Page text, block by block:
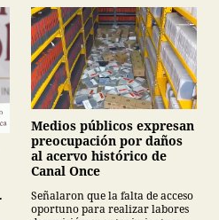
Medios públicos expresan
preocupación por daños
al acervo histórico de
Canal Once
Señalaron que la falta de acceso
oportuno para realizar labores